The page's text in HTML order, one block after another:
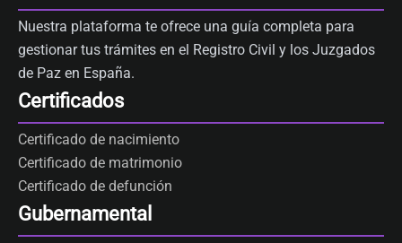
Nuestra plataforma te ofrece una guía completa para
gestionar tus trámites en el Registro Civil y los Juzgados
de Paz en España.
Certificados
Certificado de nacimiento
Certificado de matrimonio
Certificado de defunción
Gubernamental